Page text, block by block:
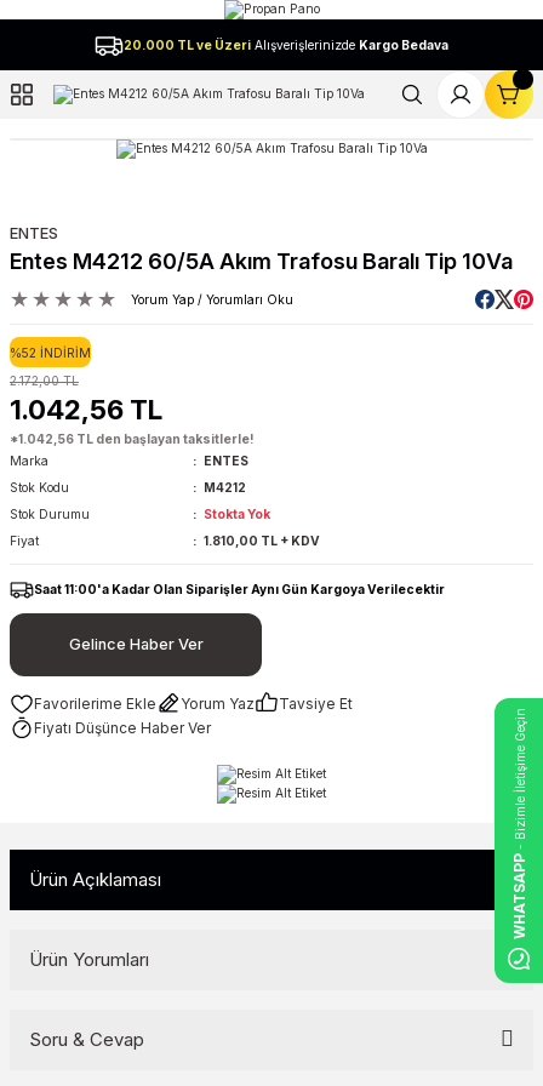
20.000 TL ve Üzeri Alışverişlerinizde Kargo Bedava
ENTES
Entes M4212 60/5A Akım Trafosu Baralı Tip 10Va
Yorum Yap / Yorumları Oku
%52 İNDİRİM
2.172,00 TL
1.042,56 TL
*1.042,56 TL den başlayan taksitlerle!
Marka
ENTES
Stok Kodu
M4212
Stok Durumu
Stokta Yok
Fiyat
1.810,00 TL + KDV
Saat 11:00'a Kadar Olan Siparişler Aynı Gün Kargoya Verilecektir
Gelince Haber Ver
Yorum Yaz
Tavsiye Et
Fiyatı Düşünce Haber Ver
Ürün Açıklaması
Ürün Yorumları
Soru & Cevap
WHATSAPP
- Bizimle İletişime Geçin